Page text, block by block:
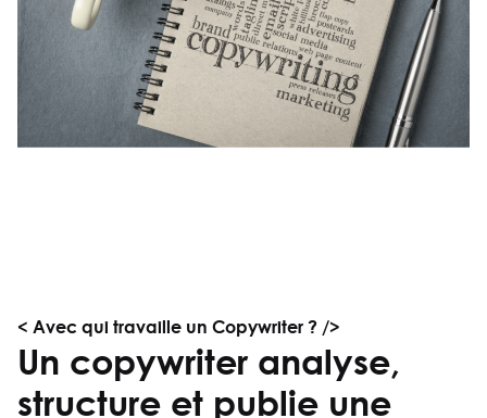
< Avec qui travaille un Copywriter ? />
Un copywriter analyse,
structure et publie une